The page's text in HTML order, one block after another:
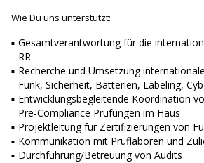
Wie Du uns unterstützt:
Gesamtverantwortung für die
RR
Recherche und Umsetzung
Funk, Sicherheit, Batterien, Labeling,
Entwicklungsbegleitende Koordination
Pre-Compliance Prüfungen im Haus
Projektleitung für Zertifizierungen von
Kommunikation mit Prüflaboren und
Durchführung/Betreuung von Audits